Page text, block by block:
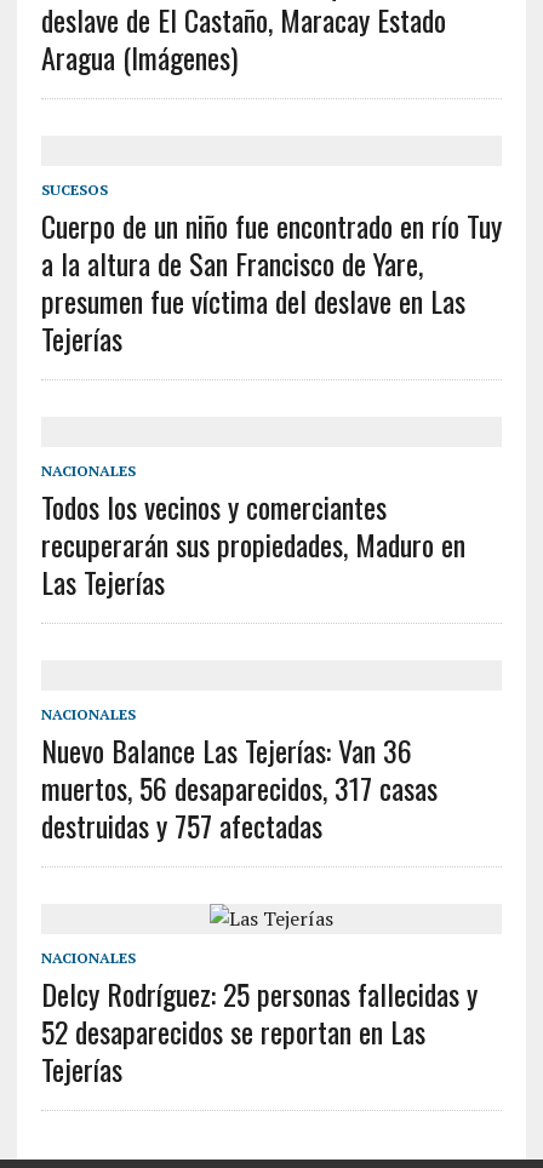
deslave de El Castaño, Maracay Estado
Aragua (Imágenes)
SUCESOS
Cuerpo de un niño fue encontrado en río Tuy
a la altura de San Francisco de Yare,
presumen fue víctima del deslave en Las
Tejerías
NACIONALES
Todos los vecinos y comerciantes
recuperarán sus propiedades, Maduro en
Las Tejerías
NACIONALES
Nuevo Balance Las Tejerías: Van 36
muertos, 56 desaparecidos, 317 casas
destruidas y 757 afectadas
NACIONALES
Delcy Rodríguez: 25 personas fallecidas y
52 desaparecidos se reportan en Las
Tejerías